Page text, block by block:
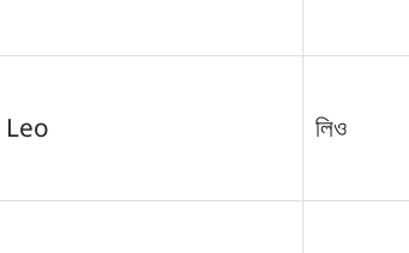
Leo লিও